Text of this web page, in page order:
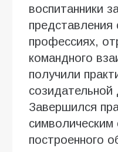
воспитанники
представления
профессиях,
командного
получили
созидательной
Завершился
построенного